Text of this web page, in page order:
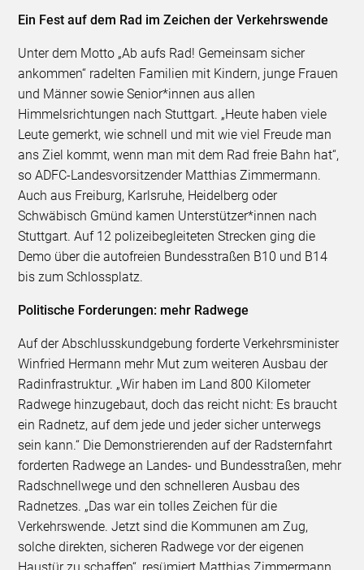
Ein Fest auf dem Rad im Zeichen der Verkehrswende
Unter dem Motto „Ab aufs Rad! Gemeinsam sicher
ankommen“ radelten Familien mit Kindern, junge Frauen
und Männer sowie Senior*innen aus allen
Himmelsrichtungen nach Stuttgart. „Heute haben viele
Leute gemerkt, wie schnell und mit wie viel Freude man
ans Ziel kommt, wenn man mit dem Rad freie Bahn hat“,
so ADFC-Landesvorsitzender Matthias Zimmermann.
Auch aus Freiburg, Karlsruhe, Heidelberg oder
Schwäbisch Gmünd kamen Unterstützer*innen nach
Stuttgart. Auf 12 polizeibegleiteten Strecken ging die
Demo über die autofreien Bundesstraßen B10 und B14
bis zum Schlossplatz.
Politische Forderungen: mehr Radwege
Auf der Abschlusskundgebung forderte Verkehrsminister
Winfried Hermann mehr Mut zum weiteren Ausbau der
Radinfrastruktur. „Wir haben im Land 800 Kilometer
Radwege hinzugebaut, doch das reicht nicht: Es braucht
ein Radnetz, auf dem jede und jeder sicher unterwegs
sein kann.“ Die Demonstrierenden auf der Radsternfahrt
forderten Radwege an Landes- und Bundesstraßen, mehr
Radschnellwege und den schnelleren Ausbau des
Radnetzes. „Das war ein tolles Zeichen für die
Verkehrswende. Jetzt sind die Kommunen am Zug,
solche direkten, sicheren Radwege vor der eigenen